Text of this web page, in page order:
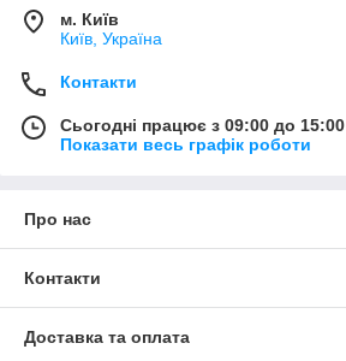
м. Київ
Київ, Україна
Контакти
Сьогодні працює з 09:00 до 15:00
Показати весь графік роботи
Про нас
Контакти
Доставка та оплата